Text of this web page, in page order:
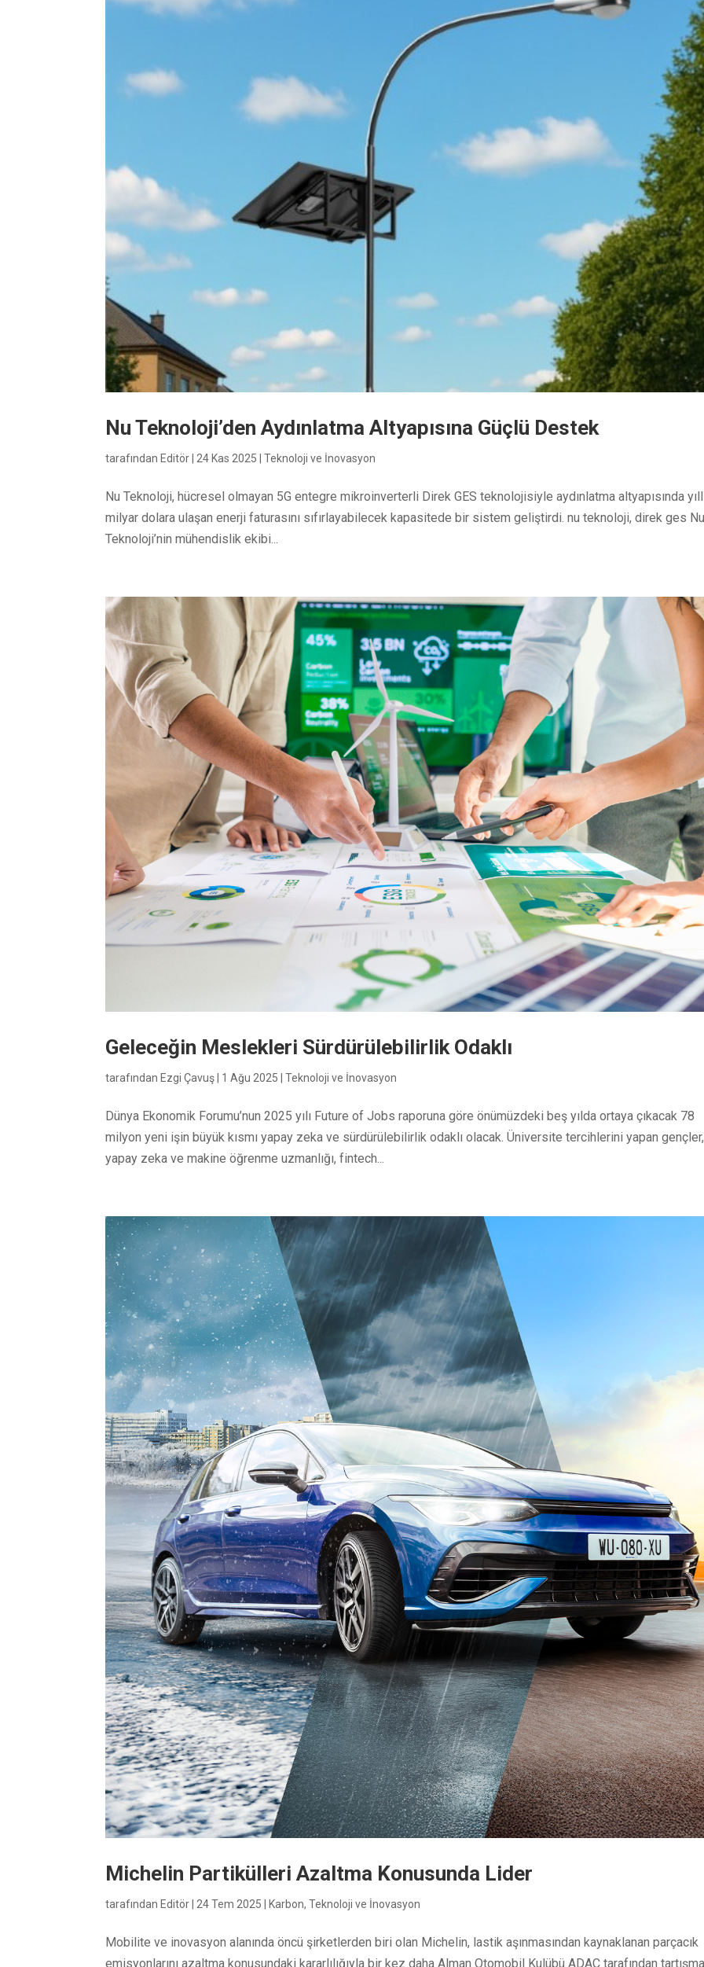
Nu Teknoloji’den Aydınlatma Altyapısına Güçlü Destek
tarafından Editör 24 Kas 2025 |Teknoloji ve İnovasyon
Nu Teknoloji, hücresel olmayan 5G entegre mikroinverterli Direk GES teknolojisiyle aydınlatma altyapısında
milyar dolara ulaşan enerji faturasını sıfırlayabilecek kapasitede bir sistem geliştirdi. nu teknoloji, direk ges
Teknoloji’nin mühendislik ekibi...
Geleceğin Meslekleri Sürdürülebilirlik Odaklı
tarafından Ezgi Çavuş 1 Ağu 2025 |Teknoloji ve İnovasyon
Dünya Ekonomik Forumu’nun 2025 yılı Future of Jobs raporuna göre önümüzdeki beş yılda ortaya çıkacak 78
milyon yeni işin büyük kısmı yapay zeka ve sürdürülebilirlik odaklı olacak. Üniversite tercihlerini yapan gençler,
yapay zeka ve makine öğrenme uzmanlığı, fintech...
Michelin Partikülleri Azaltma Konusunda Lider
tarafından Editör |24 Tem 2025 Karbon,Teknoloji ve İnovasyon
Mobilite ve inovasyon alanında öncü şirketlerden biri olan Michelin, lastik aşınmasından kaynaklanan parçacık
emisyonlarını azaltma konusundaki kararlılığıyla bir kez daha Alman Otomobil Kulübü ADAC tarafından